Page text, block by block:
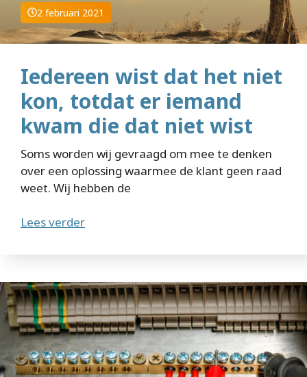
2 februari 2021
Iedereen wist dat het niet
kon, totdat er iemand
kwam die dat niet wist
Soms worden wij gevraagd om mee te denken
over een oplossing waarmee de klant geen raad
weet. Wij hebben de
Lees verder